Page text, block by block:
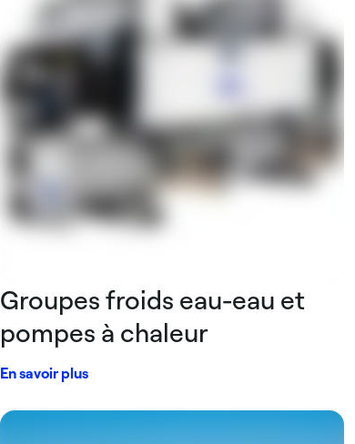
Groupes froids eau-eau et
pompes à chaleur
En savoir plus